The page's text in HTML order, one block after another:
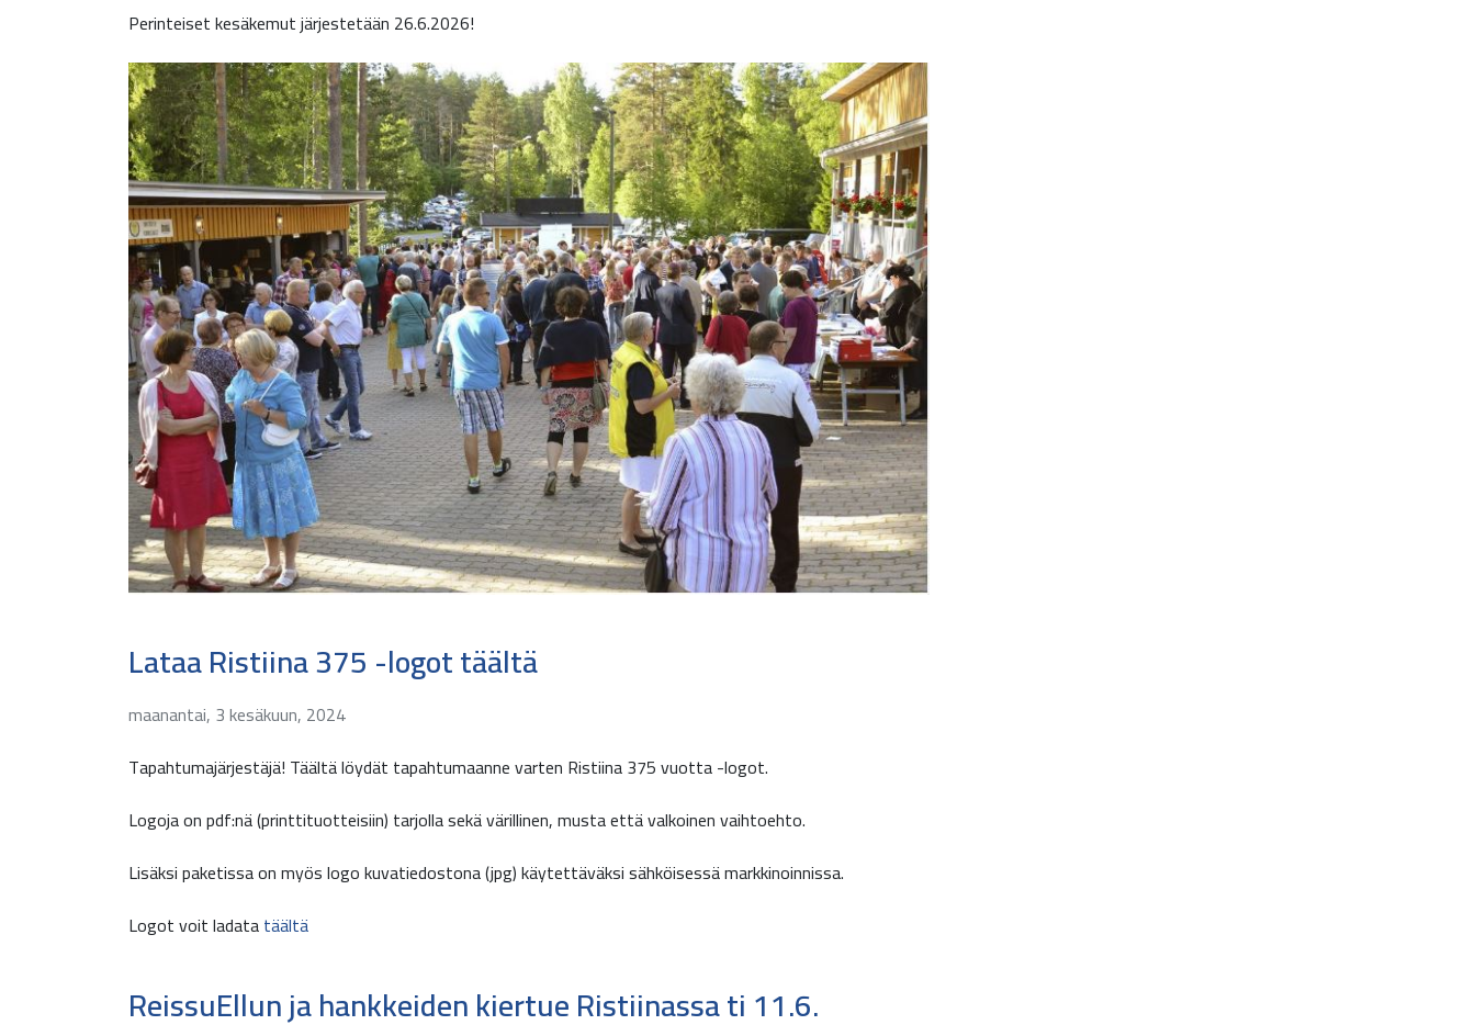
Perinteiset kesäkemut järjestetään 26.6.2026!
Lataa Ristiina 375 -logot täältä
maanantai, 3 kesäkuun, 2024
Tapahtumajärjestäjä! Täältä löydät tapahtumaanne varten Ristiina 375 vuotta -logot.
Logoja on pdf:nä (printtituotteisiin) tarjolla sekä värillinen, musta että valkoinen vaihtoehto.
Lisäksi paketissa on myös logo kuvatiedostona (jpg) käytettäväksi sähköisessä markkinoinnissa.
Logot voit ladatatäältä
ReissuEllun ja hankkeiden kiertue Ristiinassa ti 11.6.